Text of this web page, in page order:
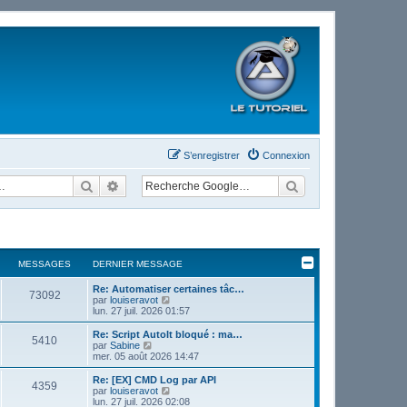
Connexion
S’enregistrer
RechercherRecherche avancée
MESSAGES DERNIER MESSAGE
73092
Re: Automatiser certaines tâc…
par louiseravot
o
i
r
e
r
n
lun. 27 juil. 2026 01:57
5410
Re: Script AutoIt bloqué : ma…
par Sabine
o
i
r
l
e
mer. 05 août 2026 14:47
4359
Re: [EX] CMD Log par API
par louiseravot
o
lun. 27 juil. 2026 02:08